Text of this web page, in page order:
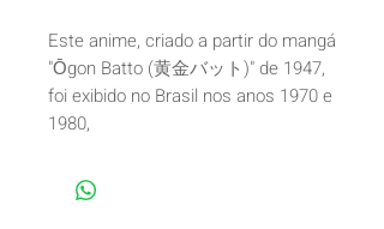
Este anime, criado a partir do mangá
"Ōgon Batto (黄金バット)" de 1947,
foi exibido no Brasil nos anos 1970 e
1980,